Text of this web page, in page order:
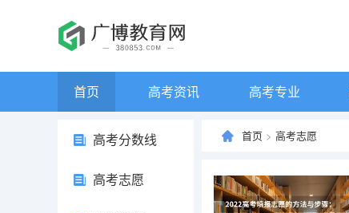
首页 高考资讯 高考专业
高考分数线
高考志愿
首页 > 高考志愿